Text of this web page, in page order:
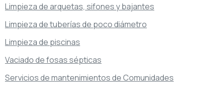
Limpieza de arquetas, sifones y bajantes
Limpieza de tuberías de poco diámetro
Limpieza de piscinas
Vaciado de fosas sépticas
Servicios de mantenimientos de Comunidades